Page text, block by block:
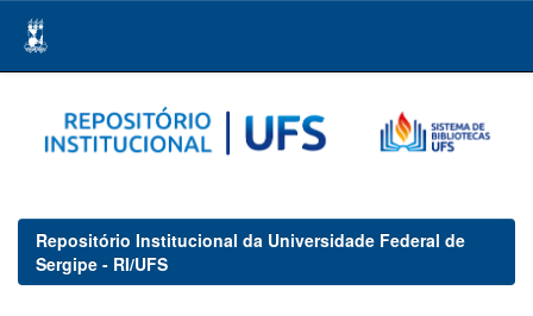
navigation
Repositório Institucional da Universidade Federal de
Sergipe - RI/UFS